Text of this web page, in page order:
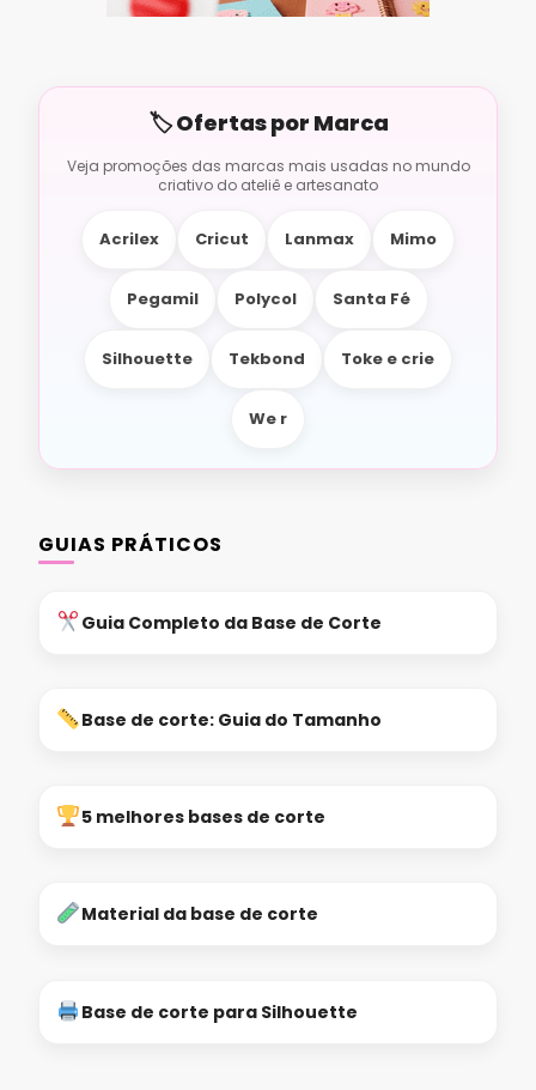
Acrilex Cricut Lanmax Mimo
Pegamil Polycol Santa Fé
Silhouette Tekbond Toke e crie
We r
GUIAS PRÁTICOS
Guia Completo da Base de Corte
Base de corte: Guia do Tamanho
5 melhores bases de corte
Material da base de corte
Base de corte para Silhouette